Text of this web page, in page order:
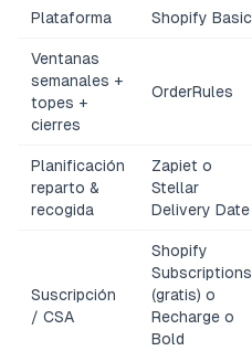
Plataforma Shopify Basic
Ventanas
semanales +
topes +
cierres
OrderRules
Planificación
reparto &
recogida
Zapiet o
Stellar
Delivery Date
Suscripción
/ CSA
Shopify
Subscriptions
(gratis) o
Recharge o
Bold